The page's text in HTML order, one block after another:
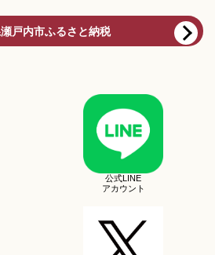
戸内市ふるさと納税
公式LINE
アカウント